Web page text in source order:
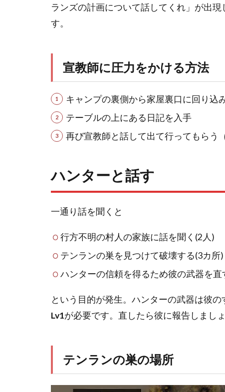
ランズの計画について話してくれ」が出
す。
宣教師に圧力をかける方法
キャンプの裏側から家屋裏口に回り込
テーブルの上にある日記を入手
再び宣教師と話して出て行ってもらう
ハンターと話す
一通り話を聞くと
行方不明の村人の家族に話を聞く(2人)
テンランの巣を見つけて破壊する(3カ所)
ハンターの信頼を得るため彼の武器を直
という目的が発生。ハンターの武器は彼
Lv1が必要です。直したら彼に報告しましょ
テンランの巣の場所